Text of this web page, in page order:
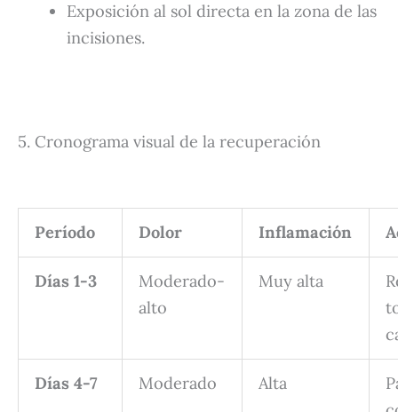
Exposición al sol directa en la zona de las
incisiones.
5. Cronograma visual de la recuperación
Período Dolor Inflamación
Días 1-3
Moderado-
alto
Muy alta
Días 4-7 Moderado Alta